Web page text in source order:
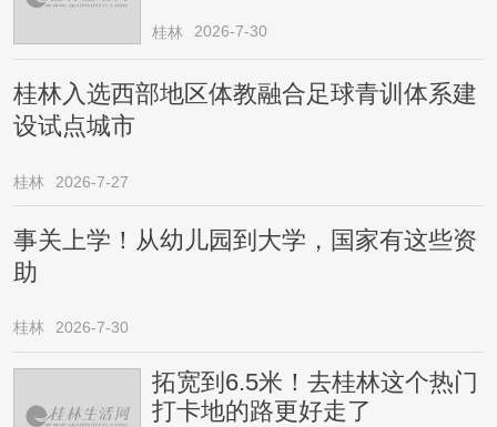
桂林 2026-7-30
桂林入选西部地区体教融合足球青训体系建
设试点城市
桂林 2026-7-27
事关上学！从幼儿园到大学，国家有这些资
助
桂林 2026-7-30
拓宽到6.5米！去桂林这个热门
打卡地的路更好走了